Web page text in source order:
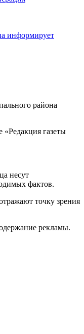
информирует
района
газеты
несут
фактов.
точку зрения
рекламы.